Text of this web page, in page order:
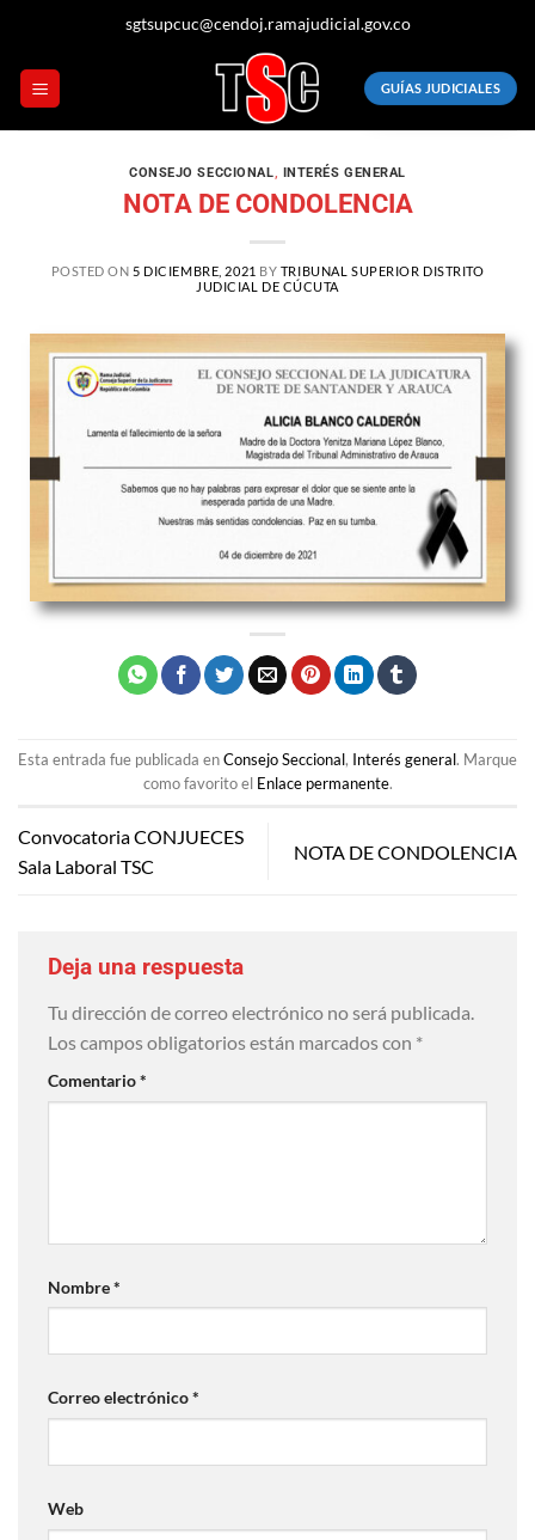
sgtsupcuc@cendoj.ramajudicial.gov.co
GUÍAS JUDICIALES
CONSEJO SECCIONAL, INTERÉS GENERAL
NOTA DE CONDOLENCIA
POSTED ON 5 DICIEMBRE, 2021 BY TRIBUNAL SUPERIOR DISTRITO
JUDICIAL DE CÚCUTA
Esta entrada fue publicada enConsejo Seccional, Interés general. Marque
como favorito el Enlace permanente.
Convocatoria CONJUECES
Sala Laboral TSC
NOTA DE CONDOLENCIA
Deja una respuesta
Tu dirección de correo electrónico no será publicada.
Los campos obligatorios están marcados con *
Comentario*
Nombre*
Correo electrónico*
Web